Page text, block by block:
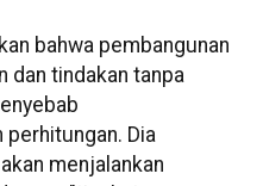
bahwa pembangunan
dan tindakan tanpa
perhitungan. Dia
menjalankan